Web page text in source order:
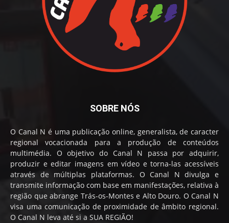
SOBRE NÓS
O Canal N é uma publicação online, generalista, de caracter
regional vocacionada para a produção de conteúdos
multimédia. O objetivo do Canal N passa por adquirir,
produzir e editar imagens em vídeo e torna-las acessíveis
através de múltiplas plataformas. O Canal N divulga e
transmite informação com base em manifestações, relativa à
região que abrange Trás-os-Montes e Alto Douro. O Canal N
visa uma comunicação de proximidade de âmbito regional.
O Canal N leva até si a SUA REGIÃO!